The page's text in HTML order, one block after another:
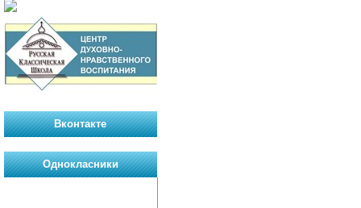
Вконтакте
Однокласники